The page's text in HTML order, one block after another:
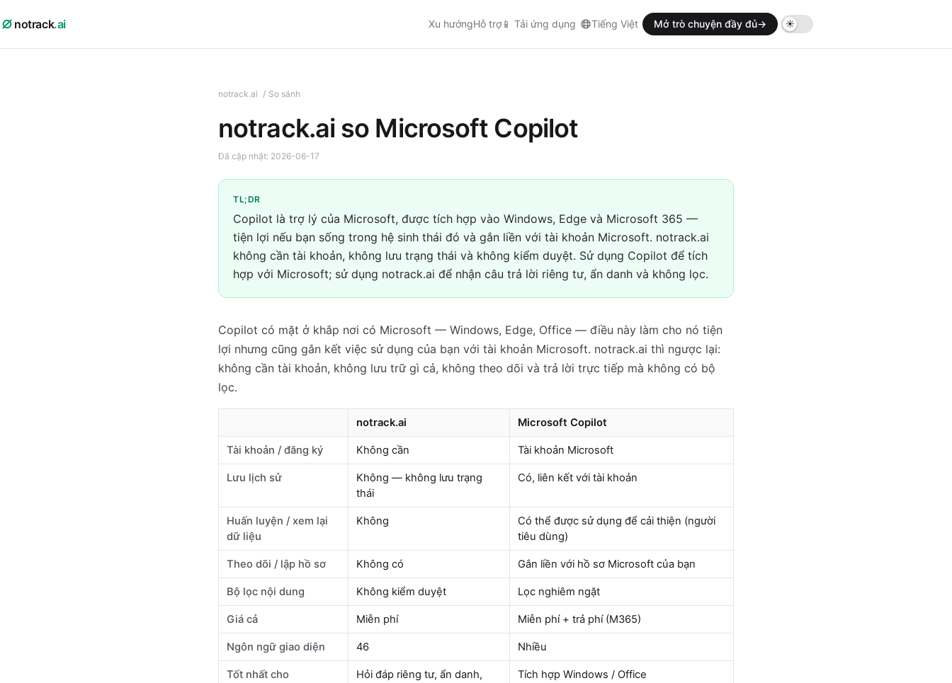
notrack.ai Xu hướngHỗ trợ📱 Tải ứng dụng Tiếng Việt Mở trò chuyện đầy đủ→
notrack.ai / So sánh
notrack.ai so Microsoft Copilot
Đã cập nhật: 2026-06-17
TL;DR
Copilot là trợ lý của Microsoft, được tích hợp vào Windows, Edge và Microsoft 365 —
tiện lợi nếu bạn sống trong hệ sinh thái đó và gắn liền với tài khoản Microsoft. notrack.ai
không cần tài khoản, không lưu trạng thái và không kiểm duyệt. Sử dụng Copilot để tích
hợp với Microsoft; sử dụng notrack.ai để nhận câu trả lời riêng tư, ẩn danh và không lọc.
Copilot có mặt ở khắp nơi có Microsoft — Windows, Edge, Office — điều này làm cho nó tiện
lợi nhưng cũng gắn kết việc sử dụng của bạn với tài khoản Microsoft. notrack.ai thì ngược lại:
không cần tài khoản, không lưu trữ gì cả, không theo dõi và trả lời trực tiếp mà không có bộ
lọc.
notrack.ai Microsoft Copilot
Tài khoản / đăng ký Không cần Tài khoản Microsoft
Lưu lịch sử
Không — không lưu trạng
thái
Có, liên kết với tài khoản
Huấn luyện / xem lại
dữ liệu
Không
Có thể được sử dụng để cải thiện (người
tiêu dùng)
Theo dõi / lập hồ sơ Không có Gắn liền với hồ sơ Microsoft của bạn
Bộ lọc nội dung Không kiểm duyệt Lọc nghiêm ngặt
Giá cả Miễn phí Miễn phí + trả phí (M365)
Ngôn ngữ giao diện 46 Nhiều
Tốt nhất cho
Hỏi đáp riêng tư, ẩn danh,
Tích hợp Windows / Office